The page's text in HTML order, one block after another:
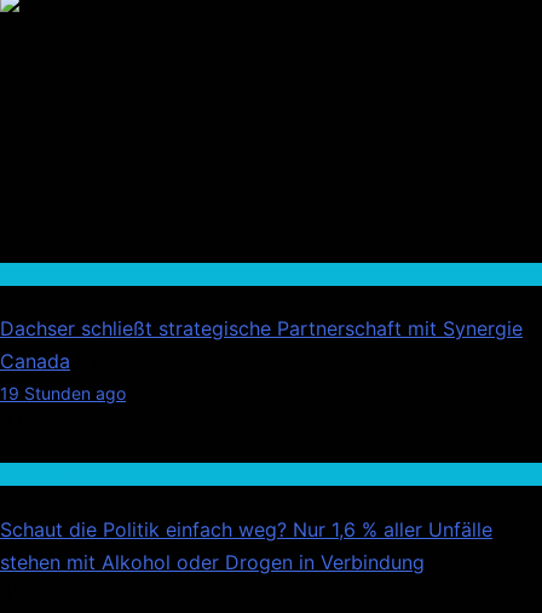
Dachser schließt strategische Partnerschaft mit Synergie
Canada
19 Stunden ago
Schaut die Politik einfach weg? Nur 1,6 % aller Unfälle
stehen mit Alkohol oder Drogen in Verbindung